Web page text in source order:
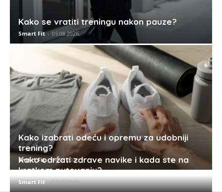
Kako se vratiti treningu nakon pauze?
Smart Fit - 05.08.2026.
Kako izabrati odeću i opremu za udobniji
trening?
Smart Fit - 04.08.2026.
Kako održati zdrave navike i kada ste na
kratkom putovanju?
Smart Fit - 04.08.2026.